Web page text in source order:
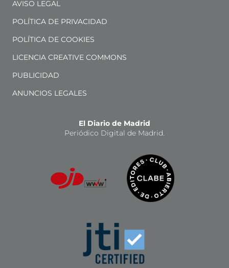
AVISO LEGAL
POLÍTICA DE PRIVACIDAD
POLÍTICA DE COOKIES
LICENCIA CREATIVE COMMONS
PUBLICIDAD
ANUNCIOS LEGALES
El Diario de Madrid
Periódico Digital de Madrid.